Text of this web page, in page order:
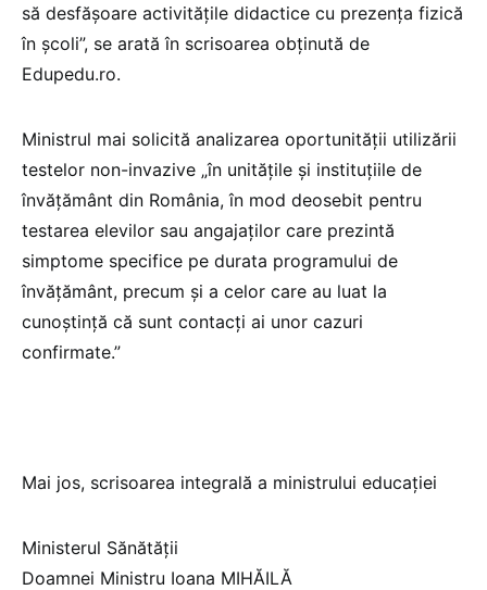
să desfășoare activitățile didactice cu prezența fizică
în școli”, se arată în scrisoarea obținută de
Edupedu.ro.
Ministrul mai solicită analizarea oportunității utilizării
testelor non-invazive „în unitățile și instituțiile de
învățământ din România, în mod deosebit pentru
testarea elevilor sau angajaților care prezintă
simptome specifice pe durata programului de
învățământ, precum și a celor care au luat la
cunoștință că sunt contacți ai unor cazuri
confirmate.”
Mai jos, scrisoarea integrală a ministrului educației
Ministerul Sănătății
Doamnei Ministru Ioana MIHĂILĂ